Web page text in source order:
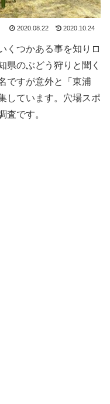
2020.08.22 2020.10.24
くつかある事を知りロ
県のぶどう狩りと聞く
ですが意外と「東浦
しています。穴場スポ
査です。